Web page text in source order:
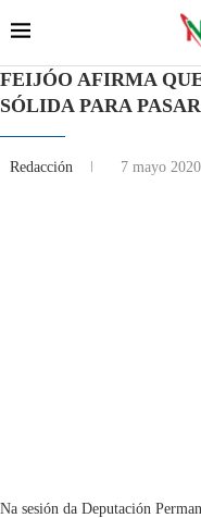
FEIJÓO AFIRMA
SÓLIDA PARA
Redacción 7 mayo 2020
Na sesión da Deputación